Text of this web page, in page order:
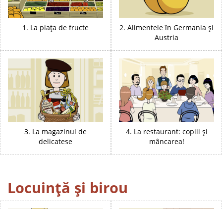
1. La piața de fructe
2. Alimentele în Germania și
Austria
3. La magazinul de
delicatese
4. La restaurant: copiii și
mâncarea!
Locuință și birou